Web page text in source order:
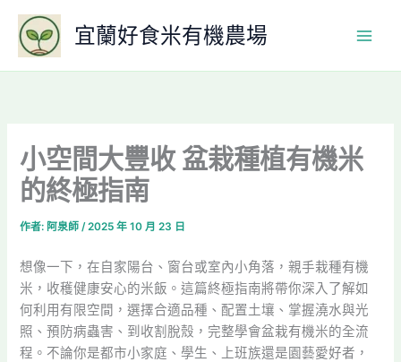
要
宜蘭好食米有機農場
小空間大豐收 盆栽種植有機米
的終極指南
作者: 阿泉師/2025 年 10 月 23 日
想像一下，在自家陽台、窗台或室內小角落，親手栽種有機
米，收穫健康安心的米飯。這篇終極指南將帶你深入了解如
何利用有限空間，選擇合適品種、配置土壤、掌握澆水與光
照、預防病蟲害、到收割脫殼，完整學會盆栽有機米的全流
程。不論你是都市小家庭、學生、上班族還是園藝愛好者，